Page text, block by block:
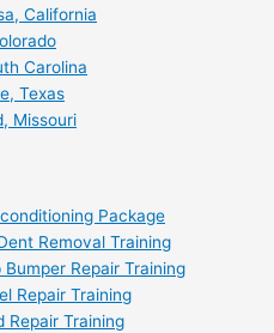
California
Carolina
Texas
Missouri
Package
Removal Training
Bumper Repair Training
Repair Training
Repair Training